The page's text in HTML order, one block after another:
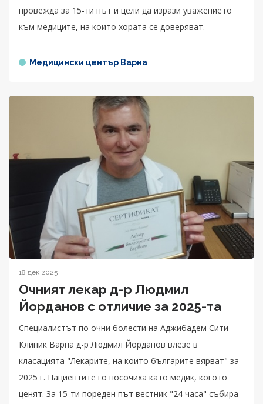
провежда за 15-ти път и цели да изрази уважението
към медиците, на които хората се доверяват.
Медицински център Варна
18 дек 2025
Очният лекар д-р Людмил
Йорданов с отличие за 2025-та
Специалистът по очни болести на Аджибадем Сити
Клиник Варна д-р Людмил Йорданов влезе в
класацията "Лекарите, на които българите вярват" за
2025 г. Пациентите го посочиха като медик, когото
ценят. За 15-ти пореден път вестник "24 часа" събира